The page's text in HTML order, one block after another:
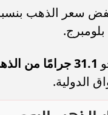
سعر الذهب
31.1 جرامًا من الذهب عيار 24
الدولية.